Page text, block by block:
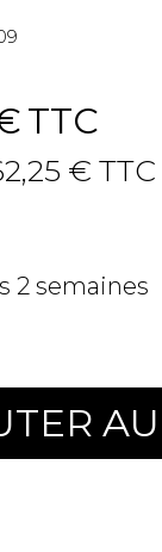
TTC
€
2 semaines